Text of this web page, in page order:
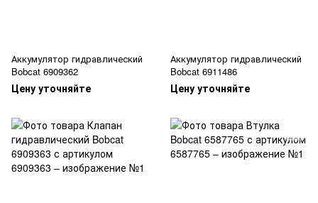
Аккумулятор гидравлический
Bobcat 6909362
Цену уточняйте
Аккумулятор гидравлический
Bobcat 6911486
Цену уточняйте